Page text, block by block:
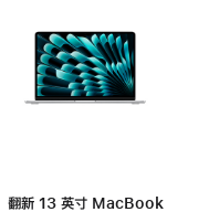
翻新 13 英寸 MacBook